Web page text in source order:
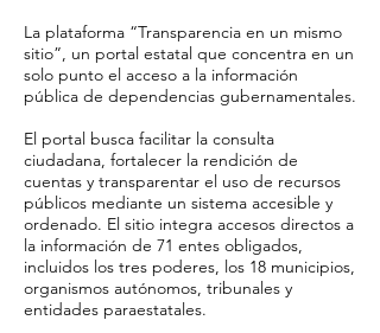
La plataforma “Transparencia en un mismo
sitio”, un portal estatal que concentra en un
solo punto el acceso a la información
pública de dependencias gubernamentales.
El portal busca facilitar la consulta
ciudadana, fortalecer la rendición de
cuentas y transparentar el uso de recursos
públicos mediante un sistema accesible y
ordenado. El sitio integra accesos directos a
la información de 71 entes obligados,
incluidos los tres poderes, los 18 municipios,
organismos autónomos, tribunales y
entidades paraestatales.